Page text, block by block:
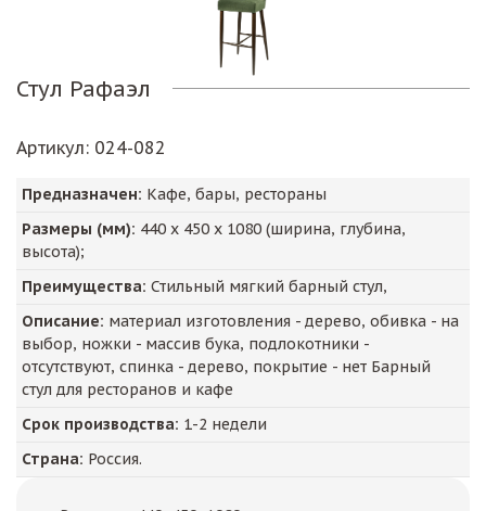
Стул Рафаэл
Артикул: 024-082
Предназначен: Кафе, бары, рестораны
Размеры (мм): 440 х 450 х 1080 (ширина, глубина,
высота);
Преимущества: Стильный мягкий барный стул,
Описание: материал изготовления - дерево, обивка - на
выбор, ножки - массив бука, подлокотники -
отсутствуют, спинка - дерево, покрытие - нет Барный
стул для ресторанов и кафе
Срок производства: 1-2 недели
Страна: Россия.